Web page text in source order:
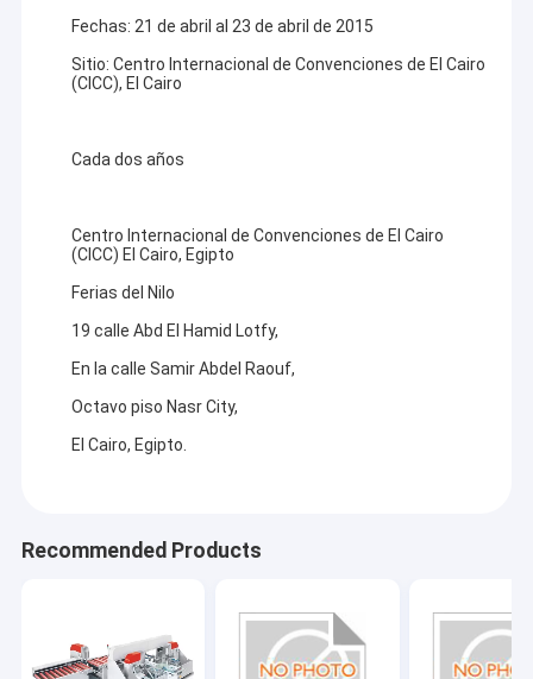
Fechas: 21 de abril al 23 de abril de 2015
Sitio: Centro Internacional de Convenciones de El Cairo
(CICC), El Cairo
Cada dos años
Centro Internacional de Convenciones de El Cairo
(CICC) El Cairo, Egipto
Ferias del Nilo
19 calle Abd El Hamid Lotfy,
En la calle Samir Abdel Raouf,
Octavo piso Nasr City,
El Cairo, Egipto.
Recommended Products